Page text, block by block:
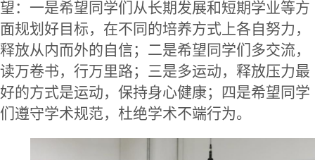
望：一是希望同学们从长期发展和短期学业等方
面规划好目标，在不同的培养方式上各自努力，
释放从内而外的自信；二是希望同学们多交流，
读万卷书，行万里路；三是多运动，释放压力最
好的方式是运动，保持身心健康；四是希望同学
们遵守学术规范，杜绝学术不端行为。